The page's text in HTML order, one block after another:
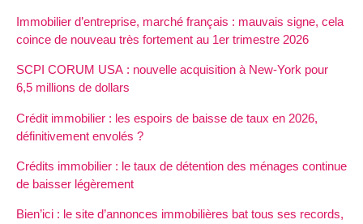
Immobilier d’entreprise, marché français : mauvais signe, cela
coince de nouveau très fortement au 1er trimestre 2026
SCPI CORUM USA : nouvelle acquisition à New-York pour
6,5 millions de dollars
Crédit immobilier : les espoirs de baisse de taux en 2026,
définitivement envolés ?
Crédits immobilier : le taux de détention des ménages continue
de baisser légèrement
Bien’ici : le site d’annonces immobilières bat tous ses records,